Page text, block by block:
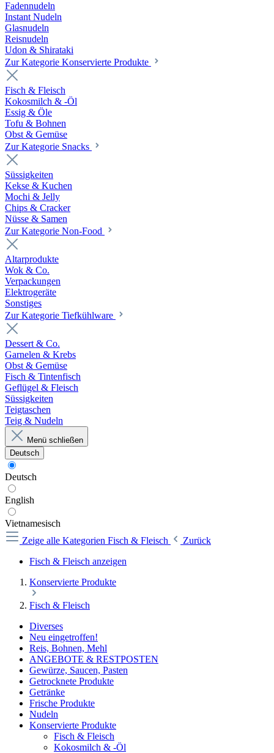
Fadennudeln
Instant Nudeln
Glasnudeln
Reisnudeln
Udon & Shirataki
Zur Kategorie Konservierte Produkte
Fisch & Fleisch
Kokosmilch & -Öl
Essig & Öle
Tofu & Bohnen
Obst & Gemüse
Zur Kategorie Snacks
Süssigkeiten
Kekse & Kuchen
Mochi & Jelly
Chips & Cracker
Nüsse & Samen
Zur Kategorie Non-Food
Altarprodukte
Wok & Co.
Verpackungen
Elektrogeräte
Sonstiges
Zur Kategorie Tiefkühlware
Dessert & Co.
Garnelen & Krebs
Obst & Gemüse
Fisch & Tintenfisch
Geflügel & Fleisch
Süssigkeiten
Teigtaschen
Teig & Nudeln
Menü schließen
Deutsch
Deutsch
English
Vietnamesisch
Zeige alle Kategorien Fisch & Fleisch
Zurück
Fisch & Fleisch anzeigen
Konservierte Produkte
Fisch & Fleisch
Diverses
Neu eingetroffen!
Reis, Bohnen, Mehl
ANGEBOTE & RESTPOSTEN
Gewürze, Saucen, Pasten
Getrocknete Produkte
Getränke
Frische Produkte
Nudeln
Konservierte Produkte
Fisch & Fleisch
Kokosmilch & -Öl